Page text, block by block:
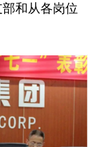
和从各岗位